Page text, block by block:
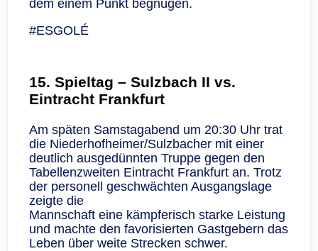
dem einem Punkt begnügen.
#ESGOLÉ
15. Spieltag – Sulzbach II vs.
Eintracht Frankfurt
Am späten Samstagabend um 20:30 Uhr trat
die Niederhofheimer/Sulzbacher mit einer
deutlich ausgedünnten Truppe gegen den
Tabellenzweiten Eintracht Frankfurt an. Trotz
der personell geschwächten Ausgangslage
zeigte die
Mannschaft eine kämpferisch starke Leistung
und machte den favorisierten Gastgebern das
Leben über weite Strecken schwer.